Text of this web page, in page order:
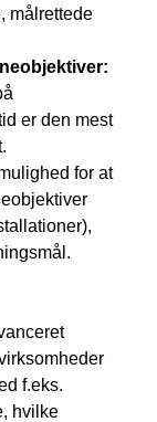
målrettede
er den mest
for at
f.eks.
hvilke